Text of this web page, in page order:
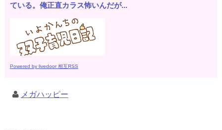
ている。俺正直カラス怖いんだが...
Powered by livedoor 相互RSS
メガハッピー